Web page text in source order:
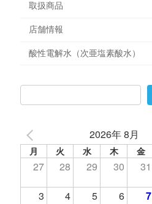
取扱商品
店舗情報
酸性電解水（次亜塩素酸水）
2026年 8月
月 火 水 木 金
27 28 29 30 31
3 4 5 6 7